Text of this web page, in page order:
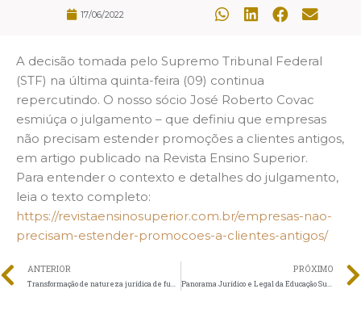
17/06/2022
A decisão tomada pelo Supremo Tribunal Federal
(STF) na última quinta-feira (09) continua
repercutindo. O nosso sócio José Roberto Covac
esmiúça o julgamento – que definiu que empresas
não precisam estender promoções a clientes antigos,
em artigo publicado na Revista Ensino Superior.
Para entender o contexto e detalhes do julgamento,
leia o texto completo:
https://revistaensinosuperior.com.br/empresas-nao-
precisam-estender-promocoes-a-clientes-antigos/
ANTERIOR PRÓXIMO